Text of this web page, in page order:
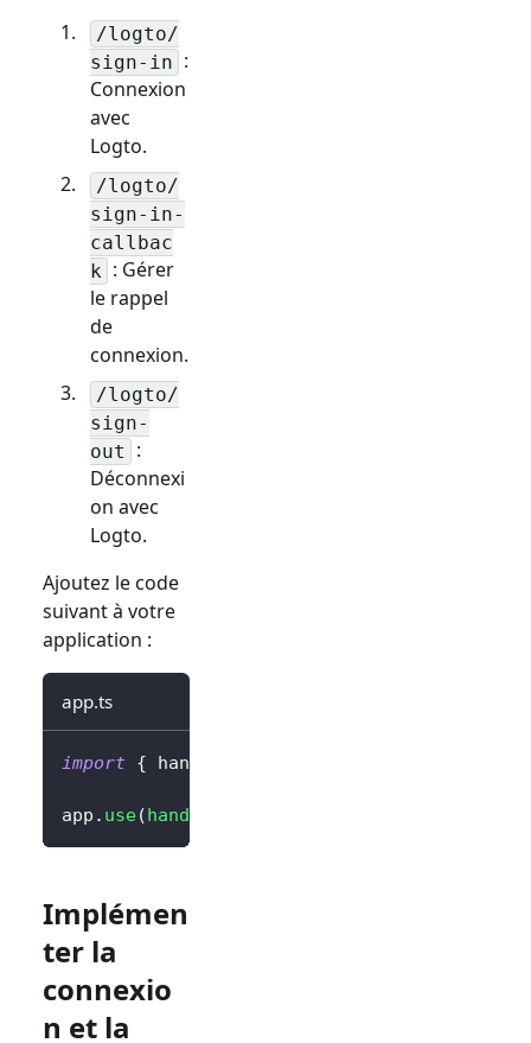
/logto/
sign-in :
Connexion
avec
Logto.
/logto/
sign-in-
callbac
k : Gérer
le rappel
de
connexion.
/logto/
sign-
out
:
Déconnexi
on avec
Logto.
Ajoutez le code
suivant à votre
application :
app.ts
import { handleAuthRoutes
app . use(handleAuthRoutes
Implémen
ter la
connexio
n et la